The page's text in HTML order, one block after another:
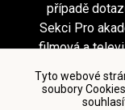
Tyto webové
soubory
případě
Sekci Pro
filmová a
Podmínky